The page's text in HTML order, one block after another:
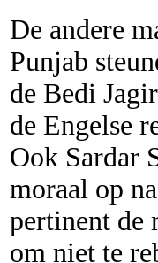
De andere
Punjab
de Bedi
de Engelse
Ook Sardar
moraal op
pertinent de
om niet te